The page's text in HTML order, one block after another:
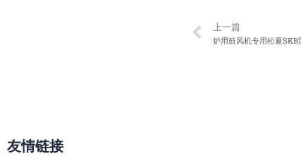
Prev
上一篇
炉用鼓风机专用松夏SKB
友情链接